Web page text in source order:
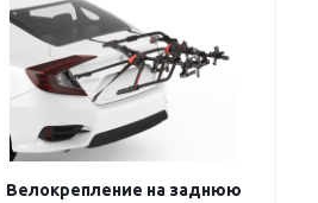
Велокрепление на заднюю